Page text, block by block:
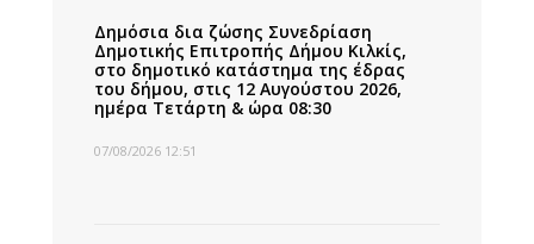
Δημόσια δια ζώσης Συνεδρίαση
Δημοτικής Επιτροπής Δήμου Κιλκίς,
στο δημοτικό κατάστημα της έδρας
του δήμου, στις 12 Αυγούστου 2026,
ημέρα Τετάρτη & ώρα 08:30
07/08/2026 12:51